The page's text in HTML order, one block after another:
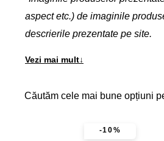
aspect etc.) de imaginile
descrierile prezentate pe site.
Vezi mai mult↓
Căutăm cele mai bune opțiuni
-10%